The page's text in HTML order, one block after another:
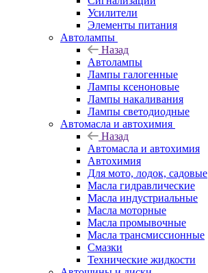
Усилители
Элементы питания
Автолампы
Назад
Автолампы
Лампы галогенные
Лампы ксеноновые
Лампы накаливания
Лампы светодиодные
Автомасла и автохимия
Назад
Автомасла и автохимия
Автохимия
Для мото, лодок, садовые
Масла гидравлические
Масла индустриальные
Масла моторные
Масла промывочные
Масла трансмиссионные
Смазки
Технические жидкости